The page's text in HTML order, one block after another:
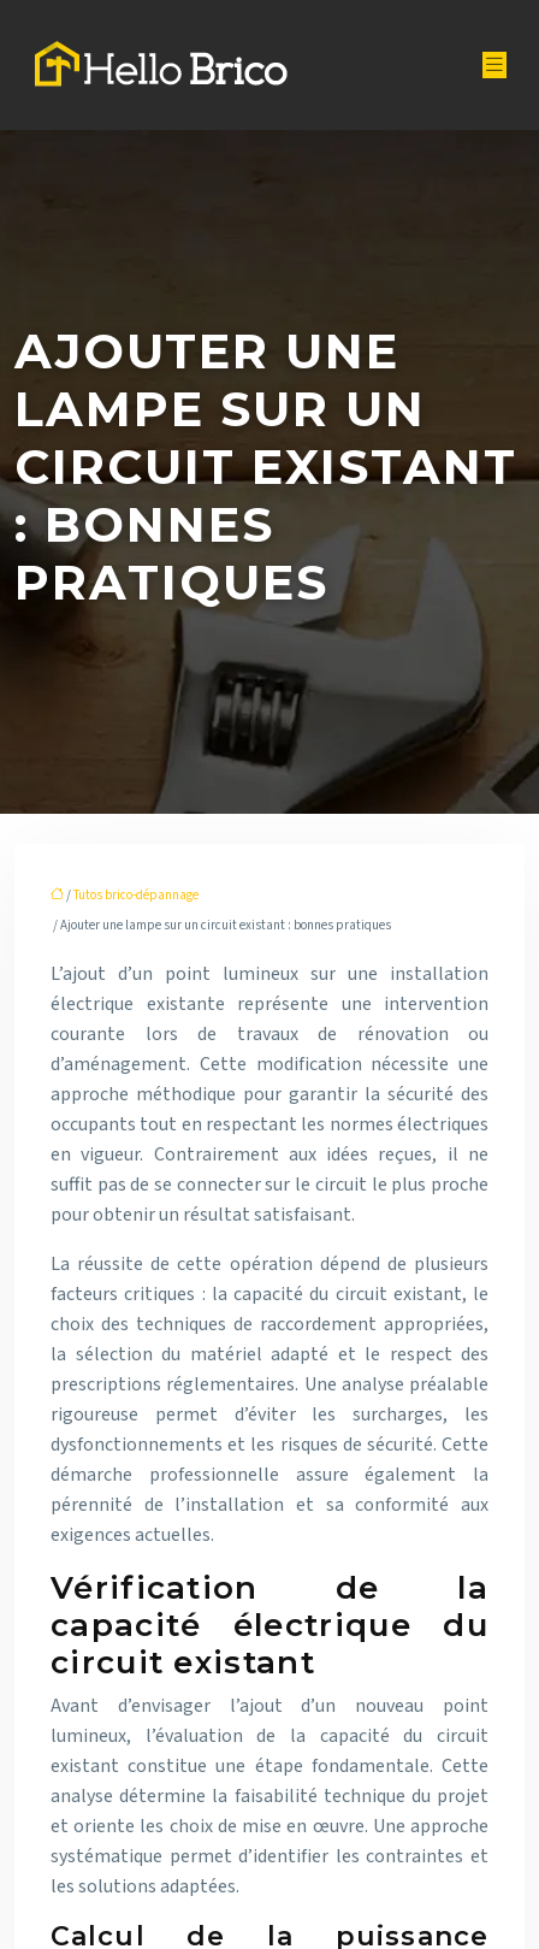
AJOUTER UNE
LAMPE SUR UN
CIRCUIT EXISTANT
: BONNES
PRATIQUES
/Tutos brico-dépannage
/ Ajouter une lampe sur un circuit existant : bonnes pratiques
L’ajout d’un point lumineux sur une installation
électrique existante représente une intervention
courante lors de travaux de rénovation ou
d’aménagement. Cette modification nécessite une
approche méthodique pour garantir la sécurité des
occupants tout en respectant les normes électriques
en vigueur. Contrairement aux idées reçues, il ne
suffit pas de se connecter sur le circuit le plus proche
pour obtenir un résultat satisfaisant.
La réussite de cette opération dépend de plusieurs
facteurs critiques : la capacité du circuit existant, le
choix des techniques de raccordement appropriées,
la sélection du matériel adapté et le respect des
prescriptions réglementaires. Une analyse préalable
rigoureuse permet d’éviter les surcharges, les
dysfonctionnements et les risques de sécurité. Cette
démarche professionnelle assure également la
pérennité de l’installation et sa conformité aux
exigences actuelles.
Vérification de la
capacité électrique du
circuit existant
Avant d’envisager l’ajout d’un nouveau point
lumineux, l’évaluation de la capacité du circuit
existant constitue une étape fondamentale. Cette
analyse détermine la faisabilité technique du projet
et oriente les choix de mise en œuvre. Une approche
systématique permet d’identifier les contraintes et
les solutions adaptées.
Calcul de la puissance